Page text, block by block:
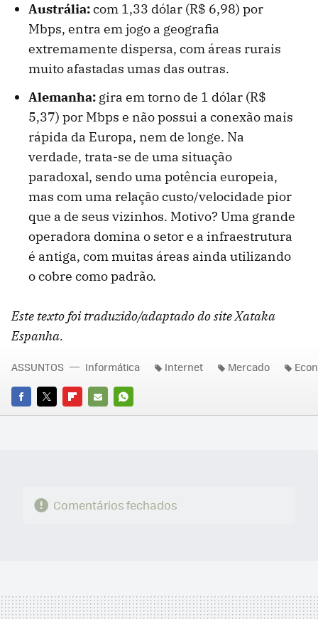
Austrália:com 1,33 dólar (R$ 6,98) por
Mbps, entra em jogo a geografia
extremamente dispersa, com áreas rurais
muito afastadas umas das outras.
Alemanha: gira em torno de 1 dólar (R$
5,37) por Mbps e não possui a conexão mais
rápida da Europa, nem de longe. Na
verdade, trata-se de uma situação
paradoxal, sendo uma potência europeia,
mas com uma relação custo/velocidade pior
que a de seus vizinhos. Motivo? Uma grande
operadora domina o setor e a infraestrutura
é antiga, com muitas áreas ainda utilizando
o cobre como padrão.
Este texto foi traduzido/adaptado do site Xataka
Espanha.
FACEBOOK
TWITTERFLIPBOARD
E-
WHATSAPP
ASSUNTOS Informática Internet Mercado
Comentários fechados